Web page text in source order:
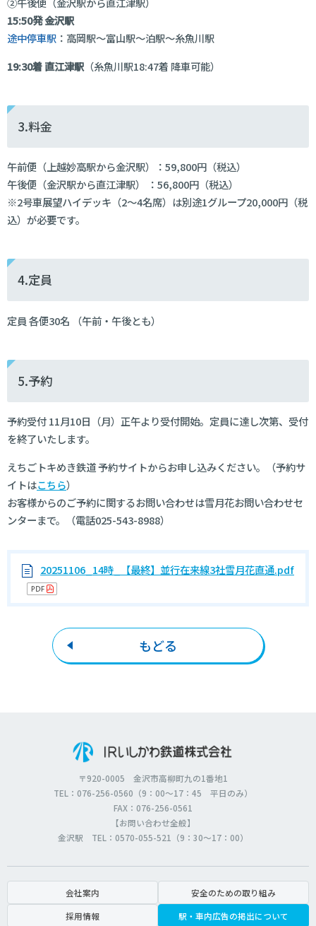
15:50発 金沢駅
途中停車駅 ：高岡駅〜富山駅〜泊駅〜糸魚川駅
19:30着直江津駅 （糸魚川駅18:47着 降車可能）
3.料金
午前便（上越妙高駅から金沢駅）：59,800円（税込）
午後便（金沢駅から直江津駅） ：56,800円（税込）
※2号車展望ハイデッキ（2～4名席）は別途1グループ20,000円（税
込）が必要です。
4.定員
定員 各便30名 （午前・午後とも）
5.予約
予約受付 11月10日（月）正午より受付開始。定員に達し次第、受付
を終了いたします。
えちごトキめき鉄道 予約サイトからお申し込みください。（予約サ
イトはこちら）
お客様からのご予約に関するお問い合わせは雪月花お問い合わせセ
ンターまで。（電話025-543-8988）
20251106_14時_【最終】並行在来線3社雪月花直通.pdf
もどる
〒920-0005 金沢市高柳町九の1番地1
TEL：076-256-0560（9：00～17：45 平日のみ）
FAX：076-256-0561
【お問い合わせ全般】
金沢駅 TEL：0570-055-521（9：30～17：00）
会社案内
安全のための取り組み
採用情報
駅・車内広告の掲出について